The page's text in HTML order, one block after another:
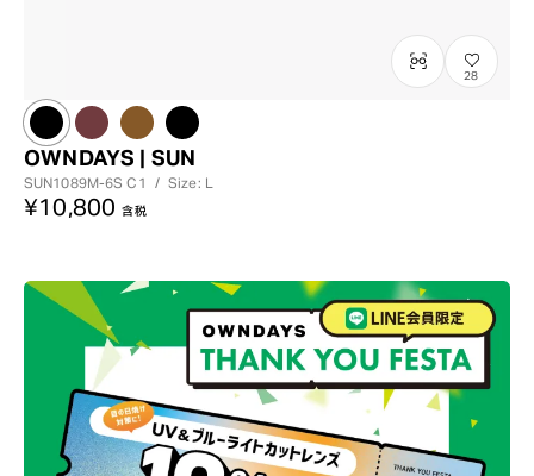
28
OWNDAYS | SUN
SUN1089M-6SC1 / Size: L
¥10,800 含税